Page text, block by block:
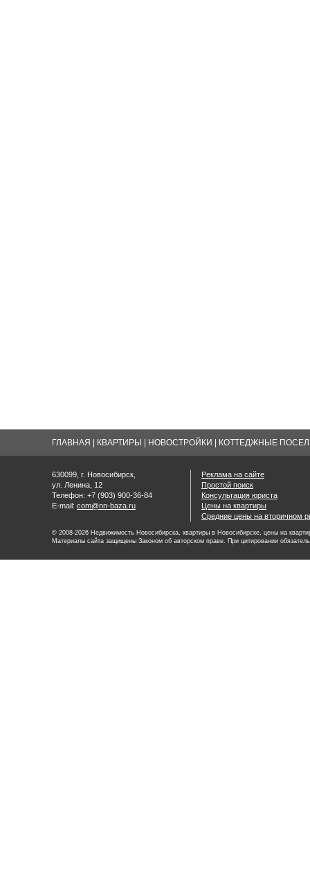
ГЛАВНАЯ КВАРТИРЫ НОВОСТРОЙКИ КОТТЕДЖНЫЕ
630099, г. Новосибирск,
ул. Ленина, 12
Телефон: +7 (903) 900-36-84
E-mail: com@nn-baza.ru
Реклама на сайте
Простой поиск
Консультация юриста
Цены на квартиры
Средние цены на вторичном
© 2008-2026 Недвижимость Новосибирска, квартиры в Новосибирске, цены на
Материалы сайта защищены Законом об авторском праве. При цитировании